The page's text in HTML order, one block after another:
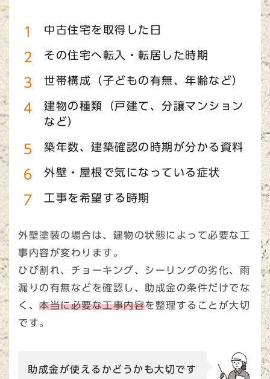
中古住宅を取得した日
その住宅へ転入・転居した時期
世帯構成（子どもの有無、年齢など）
建物の種類（戸建て、分譲マンション
など）
築年数、建築確認の時期が分かる資料
外壁・屋根で気になっている症状
工事を希望する時期
外壁塗装の場合は、建物の状態によって必要な工
事内容が変わります。
ひび割れ、チョーキング、シーリングの劣化、雨
漏りの有無などを確認し、助成金の条件だけでな
く、 本当に必要な工事内容を整理することが大切
です。
助成金が使えるかどうかも大切です